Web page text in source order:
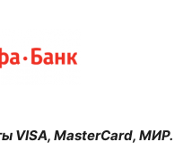
VISA, MasterCard, МИР.